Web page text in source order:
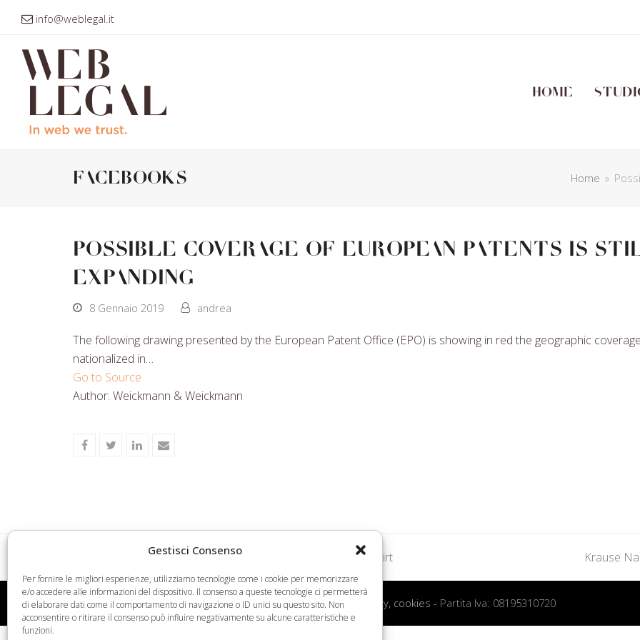
Gestisci Consenso
Per fornire le migliori esperienze, utilizziamo tecnologie come i cookie per memorizzare
e/o accedere alle informazioni del dispositivo. Il consenso a queste tecnologie ci permetterà
di elaborare dati come il comportamento di navigazione o ID unici su questo sito. Non
acconsentire o ritirare il consenso può influire negativamente su alcune caratteristiche e
funzioni.
info@weblegal.it
Home
facebooks Home »
Possible Coverage of European patents is
expanding
8 Gennaio 2019 andrea
The following drawing presented by the European Patent Office (EPO) is showing in red the geographic
nationalized in…
Go to Source
Author: Weickmann & Weickmann
ShareShareShareShare
post:
Funniest/Most Insightful Comments Of The Week At Techdirt
next
post:
Krause
Web Legal © 2026 - Tutti i diritti riservati - Condizioni d’uso, privacy, cookies - Partita Iva: 08195310720